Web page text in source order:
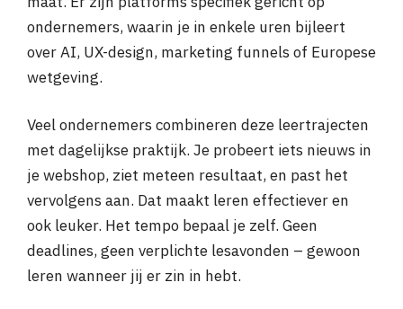
ondernemers, waarin je in enkele uren bijleert
over AI, UX-design, marketing funnels of Europese
wetgeving.
Veel ondernemers combineren deze leertrajecten
met dagelijkse praktijk. Je probeert iets nieuws in
je webshop, ziet meteen resultaat, en past het
vervolgens aan. Dat maakt leren effectiever en
ook leuker. Het tempo bepaal je zelf. Geen
deadlines, geen verplichte lesavonden – gewoon
leren wanneer jij er zin in hebt.